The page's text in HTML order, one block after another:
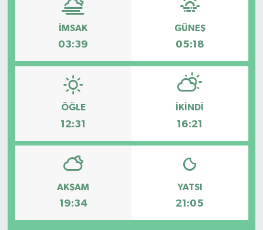
İMSAK
03:39
GÜNEŞ
05:18
ÖĞLE
12:31
İKINDI
16:21
AKŞAM
19:34
YATSI
21:05